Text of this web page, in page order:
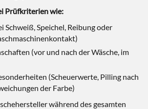
Prüfkriterien wie:
Schweiß, Speichel, Reibung oder
(vor und nach der Wäsche, im
(Scheuerwerte, Pilling nach
der Farbe)
während des gesamten